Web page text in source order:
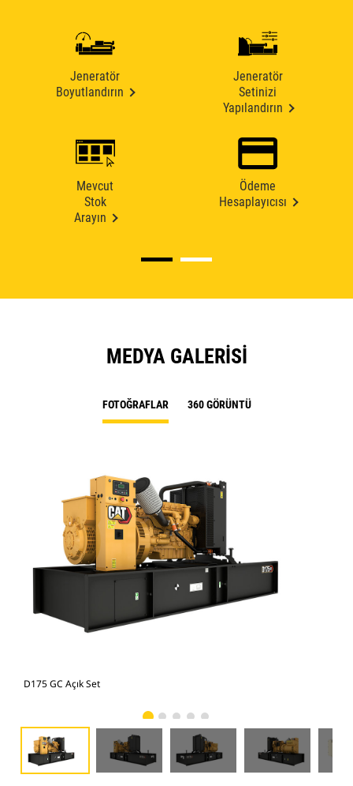
Jeneratör
Boyutlandırın
Jeneratör
Setinizi
Yapılandırın
Mevcut
Stok
Arayın
Ödeme
Hesaplayıcısı
MEDYA GALERISI
FOTOĞRAFLAR 360 GÖRÜNTÜ
D175 GC Açık Set